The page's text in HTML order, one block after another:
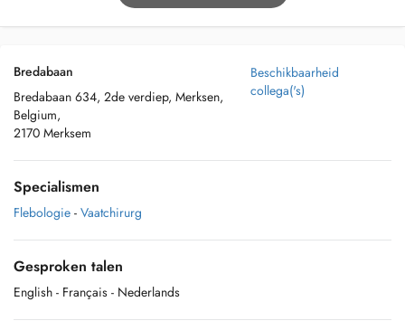
Bredabaan
Bredabaan 634, 2de verdiep, Merksen,
Belgium,
2170 Merksem
Beschikbaarheid
collega('s)
Specialismen
Flebologie - Vaatchirurg
Gesproken talen
English - Français - Nederlands